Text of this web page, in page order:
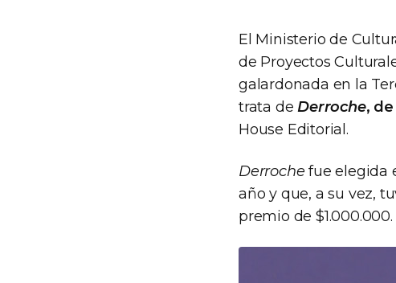
El Ministerio de
de Proyectos
galardonada en la
trata deDerroche,
House Editorial.
Derroche fue elegida
año y que, a su vez,
premio de $1.000.000.